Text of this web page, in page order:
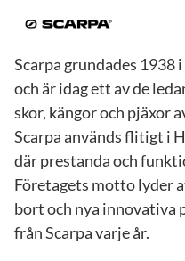
Scarpa grundades 1938
och är idag ett av de
skor, kängor och pjäxor
Scarpa används flitigt i
där prestanda och
Företagets motto lyder
bort och nya innovativa
från Scarpa varje år.